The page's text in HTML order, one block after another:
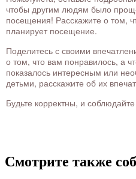
чтобы другим людям было
посещения! Расскажите о том,
планирует посещение.
Поделитесь с своими
о том, что вам понравилось, а
показалось интересным или
детьми, расскажите об их
Будьте корректны, и
Смотрите также